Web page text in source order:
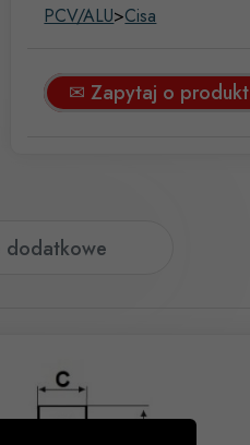
PCV/ALU>Cisa
✉ Zapytaj o produkt
dodatkowe